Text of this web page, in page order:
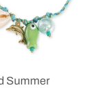
Summer